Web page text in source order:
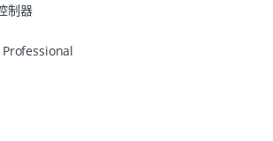
制器
Professional